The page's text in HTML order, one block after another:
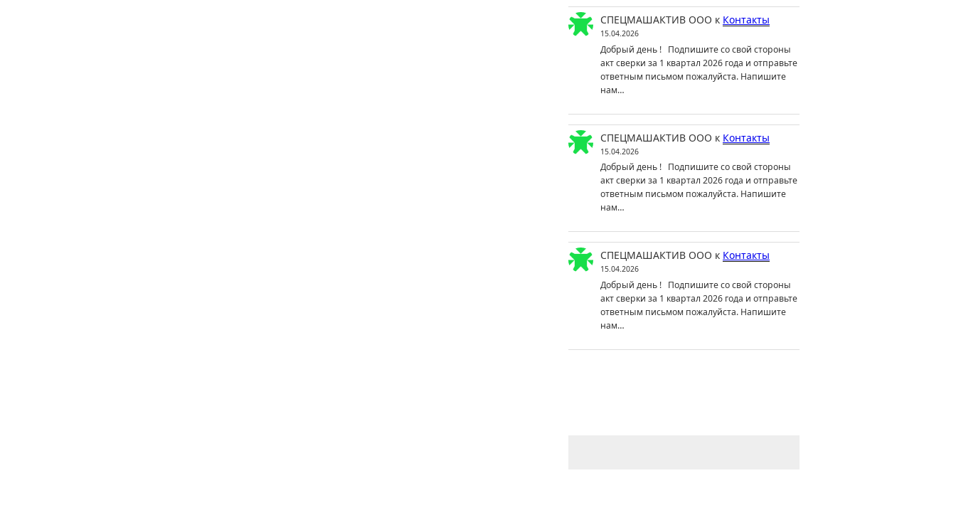
СПЕЦМАШАКТИВ ООО к Контакты
15.04.2026
Добрый день ! Подпишите со свой стороны
акт сверки за 1 квартал 2026 года и отправьте
ответным письмом пожалуйста. Напишите
нам…
СПЕЦМАШАКТИВ ООО к Контакты
15.04.2026
Добрый день ! Подпишите со свой стороны
акт сверки за 1 квартал 2026 года и отправьте
ответным письмом пожалуйста. Напишите
нам…
СПЕЦМАШАКТИВ ООО к Контакты
15.04.2026
Добрый день ! Подпишите со свой стороны
акт сверки за 1 квартал 2026 года и отправьте
ответным письмом пожалуйста. Напишите
нам…